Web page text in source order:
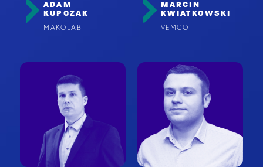
ADAM
KUPCZAK
MAKOLAB
MARCIN
KWIATKOWSKI
VEMCO